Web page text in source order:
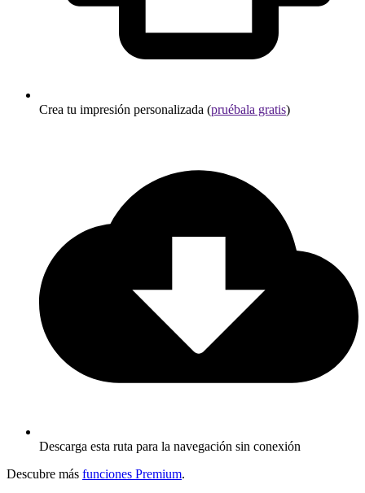
Crea tu impresión personalizada (pruébala gratis)
Descarga esta ruta para la navegación sin conexión
Descubre más funciones Premium.